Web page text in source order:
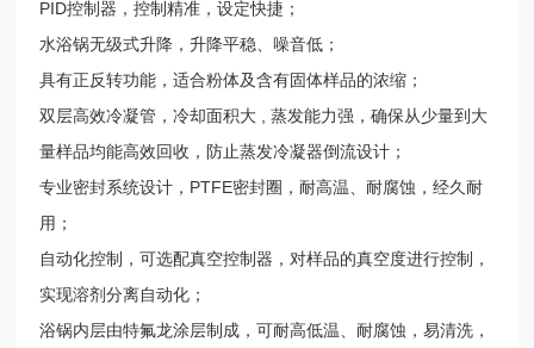
PID控制器，控制精准，设定快捷；
水浴锅无级式升降，升降平稳、噪音低；
具有正反转功能，适合粉体及含有固体样品的浓缩；
双层高效冷凝管，冷却面积大 , 蒸发能力强，确保从少量到大
量样品均能高效回收，防止蒸发冷凝器倒流设计；
专业密封系统设计，PTFE密封圈，耐高温、耐腐蚀，经久耐
用；
自动化控制，可选配真空控制器，对样品的真空度进行控制，
实现溶剂分离自动化；
浴锅内层由特氟龙涂层制成，可耐高低温、耐腐蚀，易清洗，